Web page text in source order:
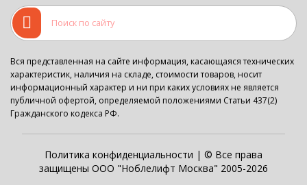
Вся представленная на сайте информация, касающаяся технических
характеристик, наличия на складе, стоимости товаров, носит
информационный характер и ни при каких условиях не является
публичной офертой, определяемой положениями Статьи 437(2)
Гражданского кодекса РФ.
Политика конфиденциальности | © Все права
защищены ООО "Ноблелифт Москва" 2005-2026